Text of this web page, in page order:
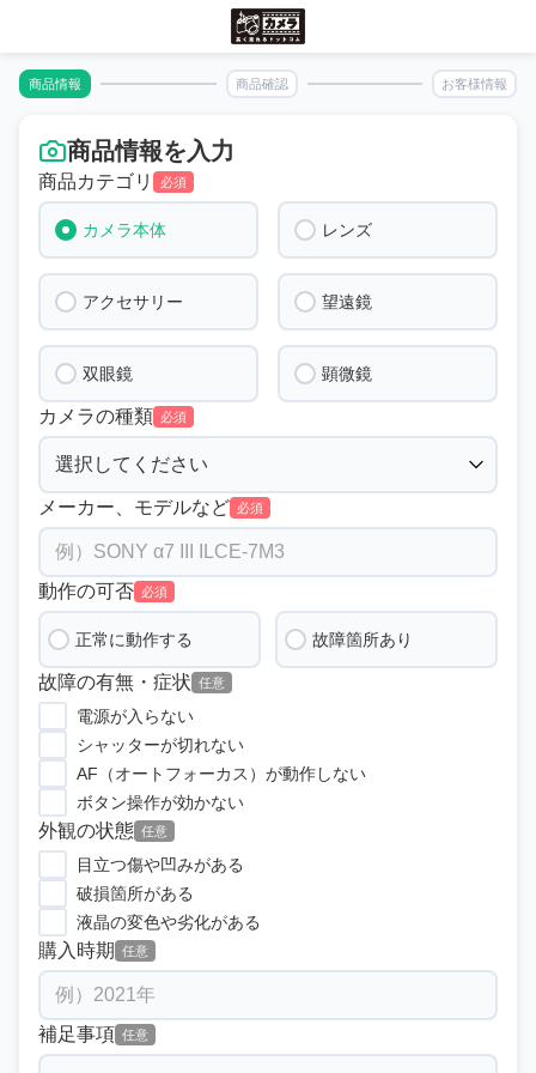
商品情報 商品確認 お客様情報
商品情報を入力
商品カテゴリ 必須
カメラ本体 レンズ
アクセサリー 望遠鏡
双眼鏡 顕微鏡
カメラの種類 必須
メーカー、モデルなど 必須
動作の可否 必須
正常に動作する 故障箇所あり
故障の有無・症状 任意
電源が入らない
シャッターが切れない
AF（オートフォーカス）が動作しない
ボタン操作が効かない
外観の状態 任意
目立つ傷や凹みがある
破損箇所がある
液晶の変色や劣化がある
購入時期 任意
補足事項 任意